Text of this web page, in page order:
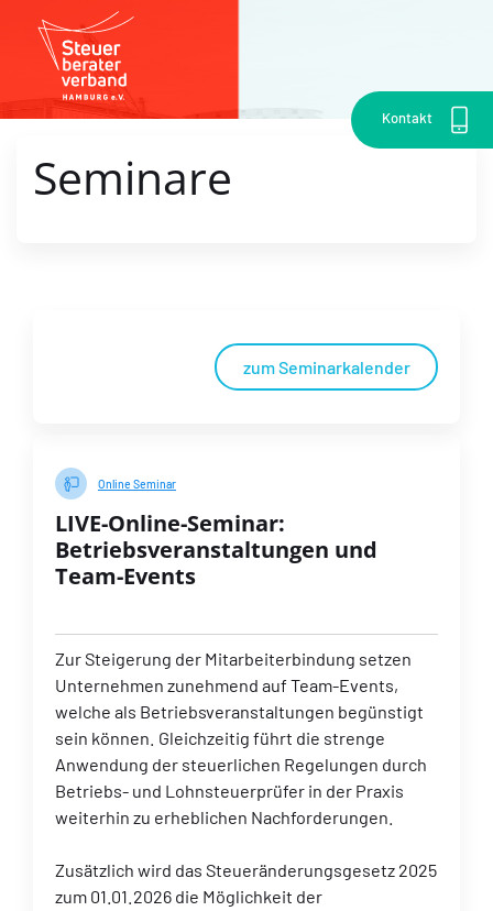
Kontakt
Seminare
zum Seminarkalender
Online Seminar
LIVE-Online-Seminar:
Betriebsveranstaltungen und
Team-Events
Zur Steigerung der Mitarbeiterbindung setzen
Unternehmen zunehmend auf Team-Events,
welche als Betriebsveranstaltungen begünstigt
sein können. Gleichzeitig führt die strenge
Anwendung der steuerlichen Regelungen durch
Betriebs- und Lohnsteuerprüfer in der Praxis
weiterhin zu erheblichen Nachforderungen.
Zusätzlich wird das Steueränderungsgesetz 2025
zum 01.01.2026 die Möglichkeit der